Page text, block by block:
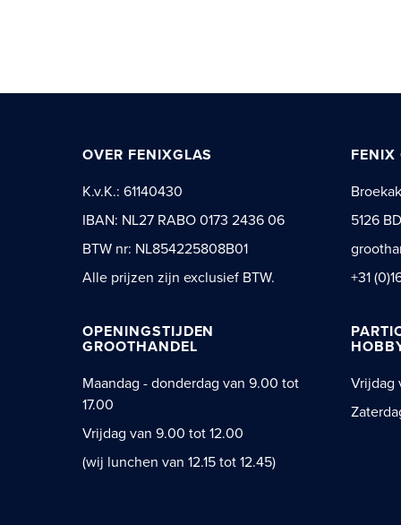
OVER FENIXGLAS
K.v.K.: 61140430
IBAN: NL27 RABO 0173 2436 06
BTW nr: NL854225808B01
Alle prijzen zijn exclusief BTW.
FENIX
5126
+31
OPENINGSTIJDEN
GROOTHANDEL
Maandag - donderdag van 9.00 tot
17.00
Vrijdag van 9.00 tot 12.00
(wij lunchen van 12.15 tot 12.45)
Vrijdag